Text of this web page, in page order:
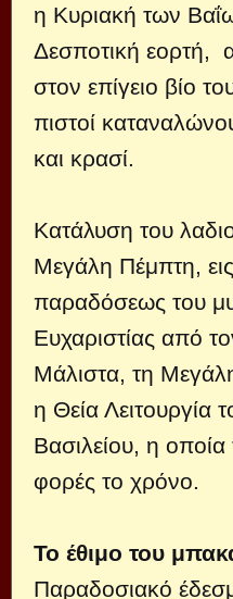
η Κυριακή των
Δεσποτική εορτή,
στον επίγειο βίο
πιστοί
και κρασί.
Κατάλυση του
Μεγάλη Πέμπτη,
παραδόσεως του
Ευχαριστίας από
Μάλιστα, τη Μεγάλη
η Θεία Λειτουργία
Βασιλείου, η οποία
φορές το χρόνο.
Το έθιμο του
Παραδοσιακό